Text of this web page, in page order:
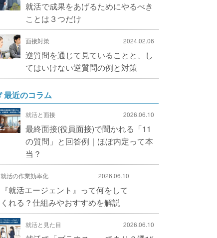
就活で成果をあげるためにやるべき
ことは３つだけ
面接対策 2024.02.06
逆質問を通じて見ていることと、し
てはいけない逆質問の例と対策
最近のコラム
就活と面接 2026.06.10
最終面接(役員面接)で聞かれる「11
の質問」と回答例｜ほぼ内定って本
当？
就活の作業効率化 2026.06.10
『就活エージェント』って何をして
くれる？仕組みやおすすめを解説
就活と見た目 2026.06.10